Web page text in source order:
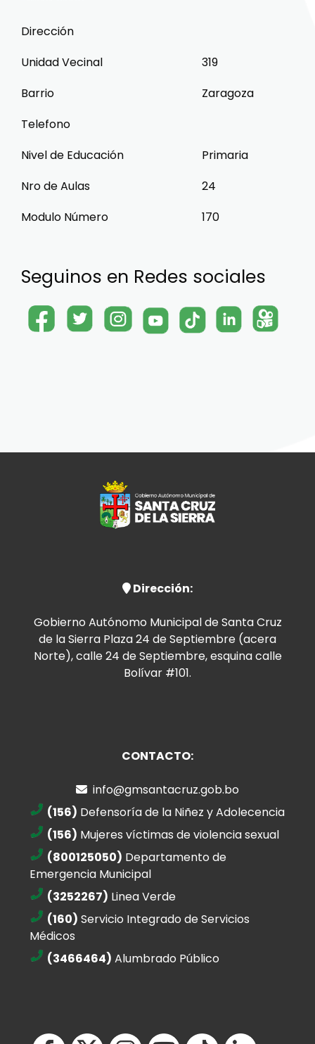
Dirección
Unidad Vecinal
319
Barrio
Zaragoza
Telefono
Nivel de Educación
Primaria
Nro de Aulas
24
Modulo Número
170
Seguinos en Redes sociales
Dirección:
Gobierno Autónomo Municipal de Santa Cruz
de la Sierra Plaza 24 de Septiembre (acera
Norte), calle 24 de Septiembre, esquina calle
Bolívar #101.
CONTACTO:
info@gmsantacruz.gob.bo
(156) Defensoría de la Niñez y Adolecencia
(156) Mujeres víctimas de violencia sexual
(800125050) Departamento de
Emergencia Municipal
(3252267) Linea Verde
(160) Servicio Integrado de Servicios
Médicos
(3466464) Alumbrado Público